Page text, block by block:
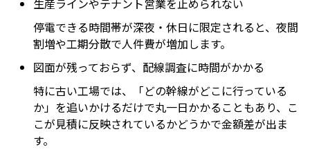
生産ラインやテナント営業を止められない
停電できる時間帯が深夜・休日に限定されると、夜間
割増や工期分散で人件費が増加します。
図面が残っておらず、配線調査に時間がかかる
特に古い工場では、「どの幹線がどこに行っている
か」を追いかけるだけで丸一日かかることもあり、こ
こが見積に反映されているかどうかで金額差が出ま
す。